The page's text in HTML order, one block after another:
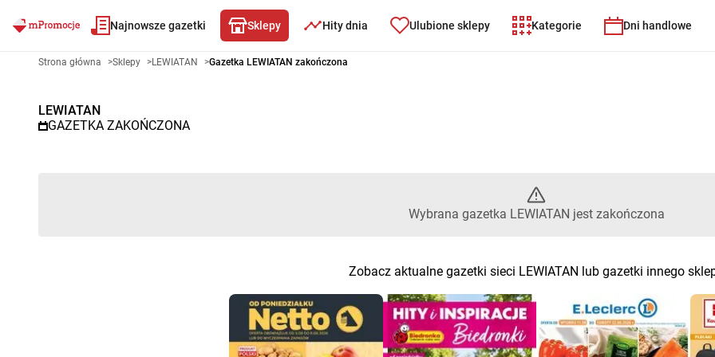
Najnowsze gazetki Sklepy Hity dnia Ulubione sklepy Kategorie Dni handlowe
Gazetka promocyjna LEWIATAN – Wybrana gazetka LEWIATAN
Strona główna >Sklepy >LEWIATAN >Gazetka LEWIATAN zakończona
LEWIATAN
GAZETKA ZAKOŃCZONA
Wybrana gazetka LEWIATAN jest zakończona
Zobacz aktualne gazetki sieci LEWIATAN lub gazetki innego